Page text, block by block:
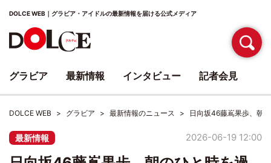
DOLCE WEB｜グラビア・アイドルの最新情報を届ける公式メディア
DOLCE WEB グラビア 最新情報のニュース 日向坂46藤嶌果歩、朝
最新情報 2026-06-19 12:00
グラビア 最新情報 インタビュー 記者会見